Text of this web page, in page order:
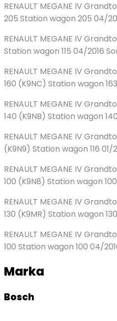
RENAULT MEGANE IV
205 Station wagon 205 04/
RENAULT MEGANE IV
Station wagon 115 04/2016
RENAULT MEGANE IV
160 (K9NC) Station wagon
RENAULT MEGANE IV
140 (K9NB) Station wagon
RENAULT MEGANE IV
(K9N9) Station wagon 116 01/
RENAULT MEGANE IV
100 (K9N8) Station wagon
RENAULT MEGANE IV
130 (K9MR) Station wagon
RENAULT MEGANE IV
100 Station wagon 100 04/
Marka
Bosch